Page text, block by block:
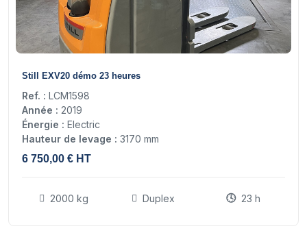
Still EXV20 démo 23 heures
Ref. : LCM1598
Année : 2019
Énergie : Electric
Hauteur de levage : 3170 mm
6 750,00 € HT
2000 kg Duplex 23 h